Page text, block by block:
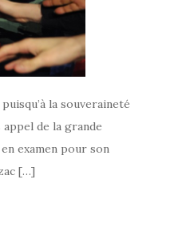
la souveraineté
de la grande
examen pour son
[…]